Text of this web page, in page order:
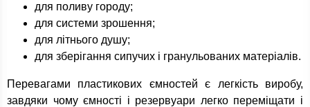
для поливу городу;
для системи зрошення;
для літнього душу;
для зберігання сипучих і гранульованих матеріалів.
Перевагами пластикових ємностей є легкість виробу,
завдяки чому ємності і резервуари легко переміщати і